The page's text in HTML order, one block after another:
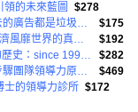
的未來藍圖
$278
InformercialMarketingResearchInstitute 賣不出去的廣告都是垃圾：現代廣告先驅克勞德·C·霍普金斯 我的廣告人生與科學化廣告
$175
Samsungglobalresearch 訂閱 販售自由：訂閱經濟風靡世界的真正原因
$192
CHOROKBICHAEKGONGBANG 韓國電子商務的歷史：since 1996 以在職者的洞察力剖析的IT平臺26年史
$282
Ilmoonsa 高績效團隊領導力火箭模型：實用的8步驟團隊領導力原理與技術
$469
士的領導力診所 $172